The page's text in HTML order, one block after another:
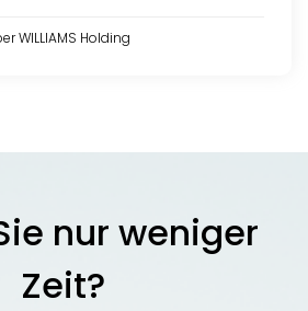
WILLIAMS Holding
nur weniger
Zeit?